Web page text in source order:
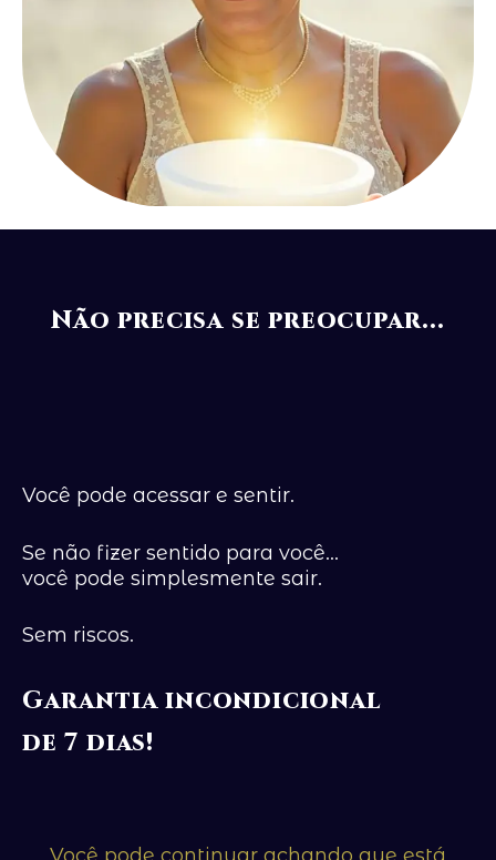
Não precisa se preocupar...
Você pode acessar e sentir.
Se não fizer sentido para você…
você pode simplesmente sair.
Sem riscos.
Garantia incondicional
de 7 dias!